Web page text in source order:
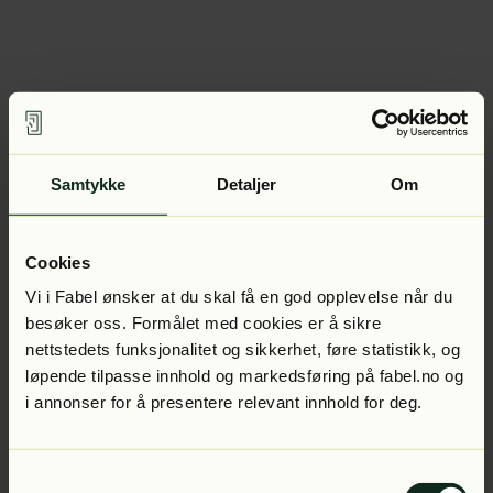
Samtykke Detaljer Om
Cookies
Vi i Fabel ønsker at du skal få en god opplevelse når du
besøker oss. Formålet med cookies er å sikre
nettstedets funksjonalitet og sikkerhet, føre statistikk, og
løpende tilpasse innhold og markedsføring på fabel.no og
i annonser for å presentere relevant innhold for deg.